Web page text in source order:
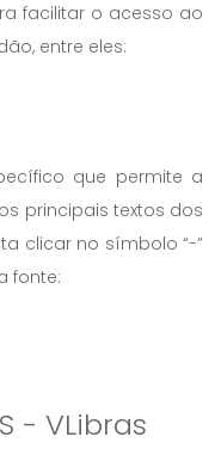
facilitar o acesso ao
entre eles:
que permite a
principais textos dos
clicar no símbolo “-”
fonte:
- VLibras